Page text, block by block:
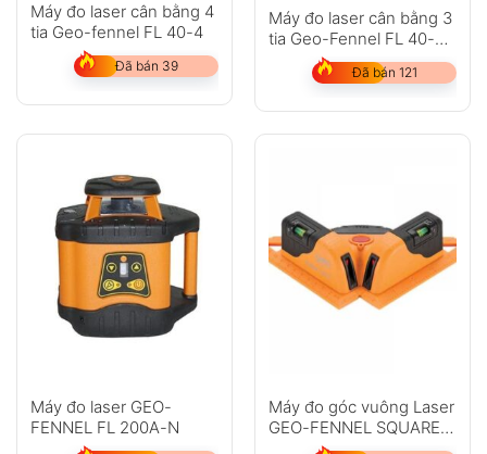
Máy đo laser cân bằng 4
tia Geo-fennel FL 40-4
Đã bán 39
Máy đo laser cân bằng 3
tia Geo-Fennel FL 40-3
Liner HP
Đã bán 121
Máy đo laser GEO-
FENNEL FL 200A-N
Máy đo góc vuông Laser
GEO-FENNEL SQUARE
LINER II